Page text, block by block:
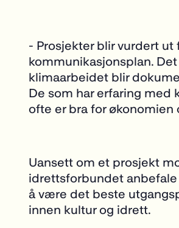
- Prosjekter blir vurdert
kommunikasjonsplan.
klimaarbeidet blir
De som har erfaring med
ofte er bra for økonomien
Uansett om et prosjekt
idrettsforbundet
å være det beste
innen kultur og idrett.